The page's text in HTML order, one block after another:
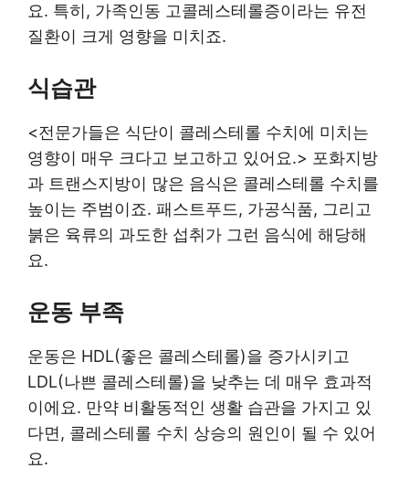
요. 특히, 가족인동 고콜레스테롤증이라는 유전
질환이 크게 영향을 미치죠.
식습관
<전문가들은 식단이 콜레스테롤 수치에 미치는
영향이 매우 크다고 보고하고 있어요.> 포화지방
과 트랜스지방이 많은 음식은 콜레스테롤 수치를
높이는 주범이죠. 패스트푸드, 가공식품, 그리고
붉은 육류의 과도한 섭취가 그런 음식에 해당해
요.
운동 부족
운동은 HDL(좋은 콜레스테롤)을 증가시키고
LDL(나쁜 콜레스테롤)을 낮추는 데 매우 효과적
이에요. 만약 비활동적인 생활 습관을 가지고 있
다면, 콜레스테롤 수치 상승의 원인이 될 수 있어
요.